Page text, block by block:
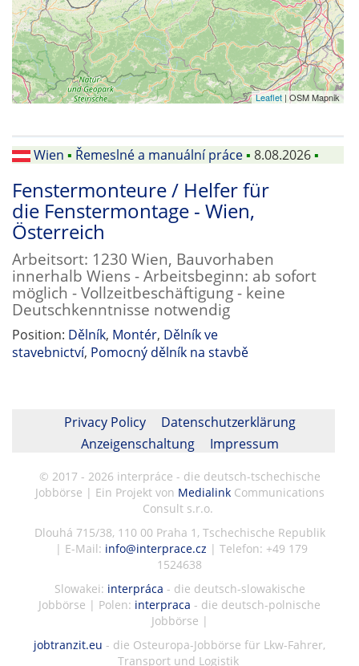
Leaflet| OSM Mapnik
Wien ▪ Řemeslné a manuální práce▪ 8.08.2026▪
Fenstermonteure / Helfer für
die Fenstermontage - Wien,
Österreich
Arbeitsort: 1230 Wien, Bauvorhaben
innerhalb Wiens - Arbeitsbeginn: ab sofort
möglich - Vollzeitbeschäftigung - keine
Deutschkenntnisse notwendig
Position: Dělník, Montér, Dělník ve
stavebnictví, Pomocný dělník na stavbě
Privacy Policy
Datenschutzerklärung
Anzeigenschaltung
Impressum
© 2017 - 2026 interpráce - die deutsch-tschechische
Jobbörse | Ein Projekt von MedialinkCommunications
Consult s.r.o.
Dlouhá 715/38, 110 00 Praha 1, Tschechische Republik
| E-Mail: info@interprace.cz | Telefon: +49 179
1524638
Slowakei: interpráca - die deutsch-slowakische
Jobbörse | Polen: interpraca - die deutsch-polnische
Jobbörse |
jobtranzit.eu - die Osteuropa-Jobbörse für Lkw-Fahrer,
Transport und Logistik